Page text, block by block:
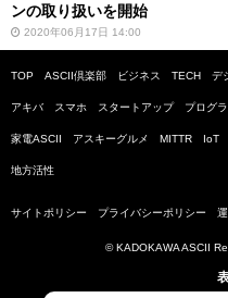
ンの取り扱いを開始
2020年06月17日 14:00
TOP ASCII倶楽部 ビジネス TECH デ
アキバ スマホ スタートアップ プログ
家電ASCII アスキーグルメ MITTR IoT
地方活性
サイトポリシー プライバシーポリシー
© KADOKAWA ASCII